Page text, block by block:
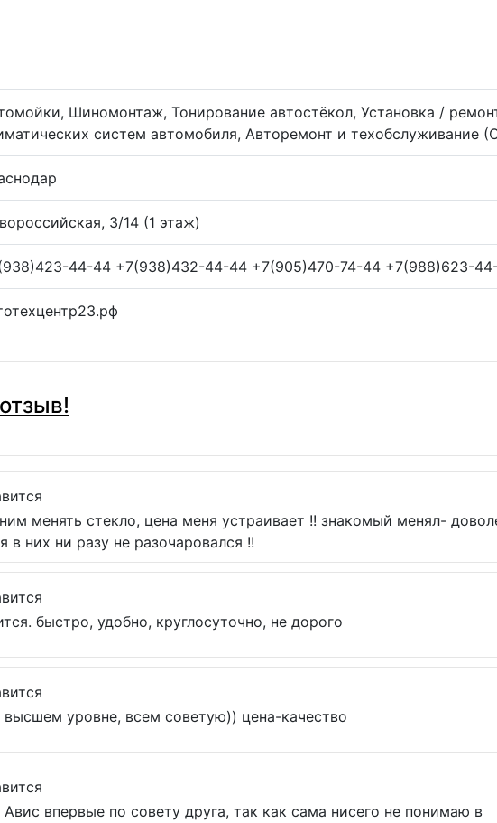
Шиномонтаж, Тонирование автостёкол, Установка /
систем автомобиля, Авторемонт и техобслуживание
3/14 (1 этаж)
44-44 +7(938)432-44-44 +7(905)470-74-44 +7(988)623-
менять стекло, цена меня устраивает !! знакомый менял-
в них ни разу не разочаровался !!
быстро, удобно, круглосуточно, не дорого
уровне, всем советую)) цена-качество
впервые по совету друга, так как сама нисего не понимаю в